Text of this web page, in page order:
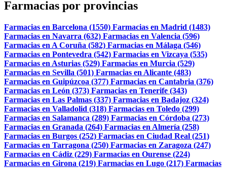
Farmacias por provincias
Farmacias en Barcelona (1550) Farmacias en Madrid (1483)
Farmacias en Navarra (632) Farmacias en Valencia (596)
Farmacias en A Coruña (582) Farmacias en Málaga (546)
Farmacias en Pontevedra (542) Farmacias en Vizcaya (535)
Farmacias en Asturias (529) Farmacias en Murcia (529)
Farmacias en Sevilla (501) Farmacias en Alicante (483)
Farmacias en Guipúzcoa (377) Farmacias en Cantabria (376)
Farmacias en León (373) Farmacias en Tenerife (343)
Farmacias en Las Palmas (337) Farmacias en Badajoz (324)
Farmacias en Valladolid (318) Farmacias en Toledo (299)
Farmacias en Salamanca (289) Farmacias en Córdoba (273)
Farmacias en Granada (264) Farmacias en Almería (258)
Farmacias en Burgos (252) Farmacias en Ciudad Real (251)
Farmacias en Tarragona (250) Farmacias en Zaragoza (247)
Farmacias en Cádiz (229) Farmacias en Ourense (224)
Farmacias en Girona (219) Farmacias en Lugo (217) Farmacias